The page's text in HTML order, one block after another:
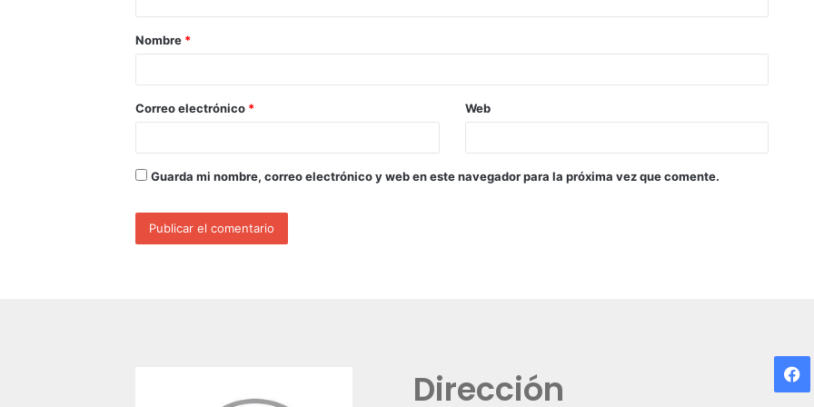
Nombre *
Correo electrónico * Web
Guarda mi nombre, correo electrónico y web en este navegador para la próxima vez que comente.
Dirección